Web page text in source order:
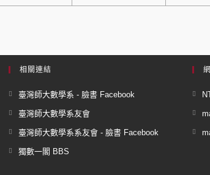
相關連結
臺灣師大數學系 - 臉書 Facebook
臺灣師大數學系友會
臺灣師大數學系系友會 - 臉書 Facebook
獨數一閣 BBS